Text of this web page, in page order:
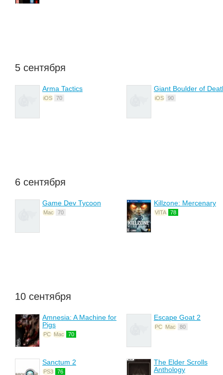
5 сентября
Arma Tactics
iOS 70
Giant Boulder of
iOS 90
6 сентября
Game Dev Tycoon
Mac 70
Killzone: Mercenary
VITA 78
10 сентября
Amnesia: A Machine for
Pigs
PC Mac 70
Escape Goat 2
PC Mac 80
Sanctum 2
PS3 76
The Elder Scrolls
Anthology